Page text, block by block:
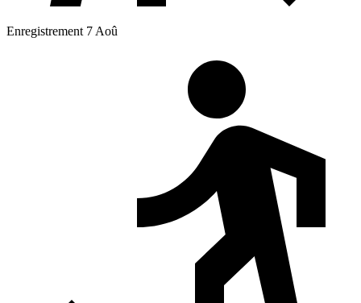
Enregistrement 7 Aoû